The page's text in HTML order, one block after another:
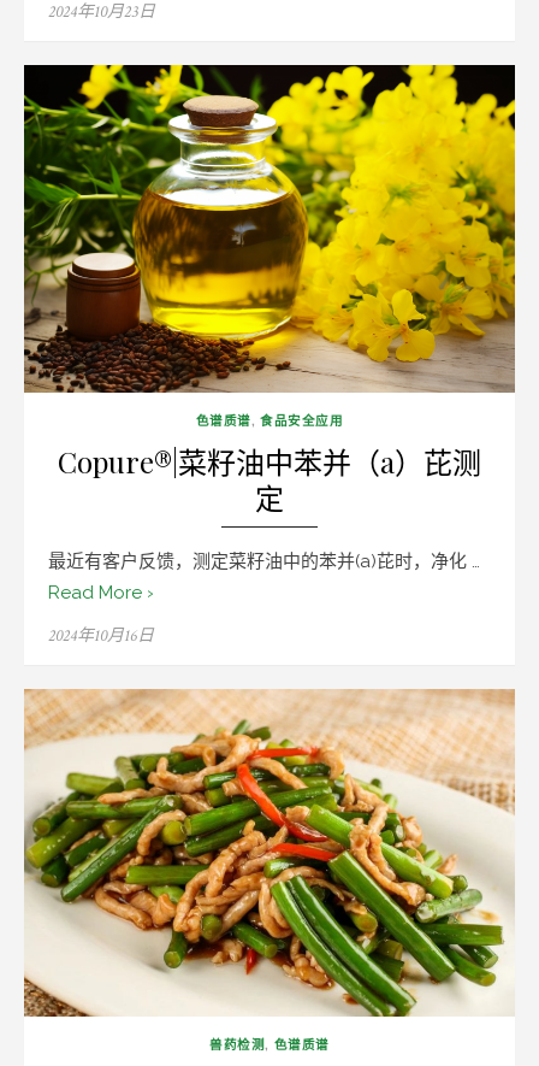
Posted
2024年10月23日
色谱质谱, 食品安全应用
Copure®|菜籽油中苯并（a）芘测
定
最近有客户反馈，测定菜籽油中的苯并(a)芘时，净化 …
Read More ›
Posted
2024年10月16日
兽药检测, 色谱质谱